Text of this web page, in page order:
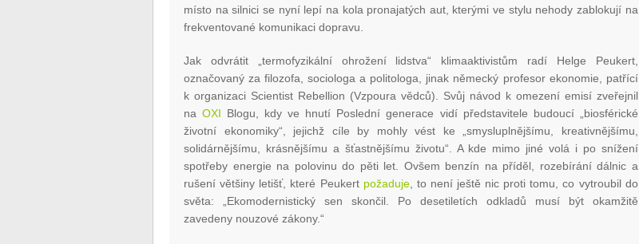
místo na silnici se nyní lepí na kola pronajatých aut, kterými ve stylu nehody zablokují na
frekventované komunikaci dopravu.
Jak odvrátit „termofyzikální ohrožení lidstva“ klimaaktivistům radí Helge Peukert,
označovaný za filozofa, sociologa a politologa, jinak německý profesor ekonomie, patřící
k organizaci Scientist Rebellion (Vzpoura vědců). Svůj návod k omezení emisí zveřejnil
naOXI Blogu, kdy ve hnutí Poslední generace vidí představitele budoucí „biosférické
životní ekonomiky“, jejichž cíle by mohly vést ke „smysluplnějšímu, kreativnějšímu,
solidárnějšímu, krásnějšímu a šťastnějšímu životu“. A kde mimo jiné volá i po snížení
spotřeby energie na polovinu do pěti let. Ovšem benzín na příděl, rozebírání dálnic a
rušení většiny letišť, které Peukert požaduje, to není ještě nic proti tomu, co vytroubil do
světa: „Ekomodernistický sen skončil. Po desetiletích odkladů musí být okamžitě
zavedeny nouzové zákony.“